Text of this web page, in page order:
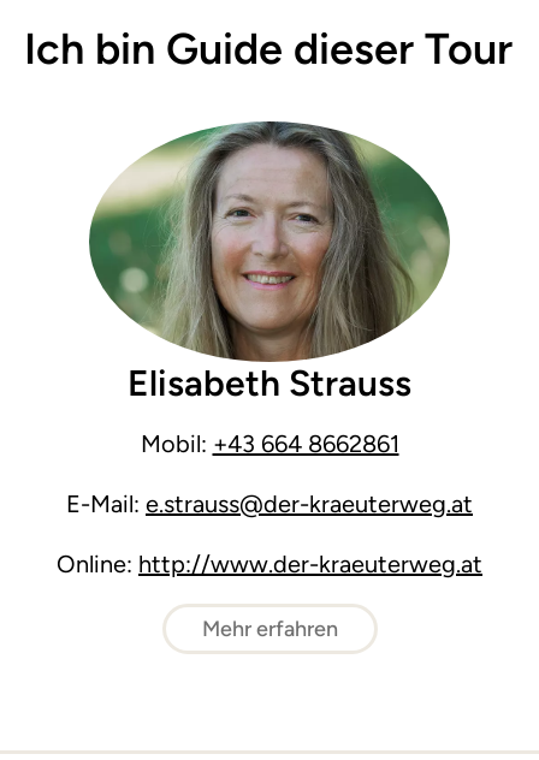
Ich bin Guide dieser Tour
Elisabeth Strauss
Mobil: +43 664 8662861
E-Mail: e.strauss@der-kraeuterweg.at
Online: http://www.der-kraeuterweg.at
Mehr erfahren